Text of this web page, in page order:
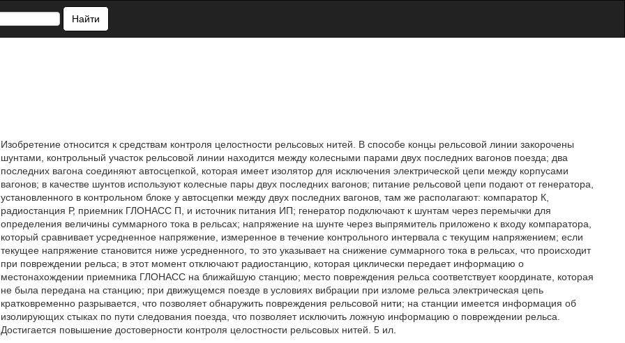
Найти
Изобретение относится к средствам контроля целостности рельсовых нитей. В способе концы рельсовой линии закорочены
шунтами, контрольный участок рельсовой линии находится между колесными парами двух последних вагонов поезда; два
последних вагона соединяют автосцепкой, которая имеет изолятор для исключения электрической цепи между корпусами
вагонов; в качестве шунтов используют колесные пары двух последних вагонов; питание рельсовой цепи подают от генератора,
установленного в контрольном блоке у автосцепки между двух последних вагонов, там же располагают: компаратор К,
радиостанция Р, приемник ГЛОНАСС П, и источник питания ИП; генератор подключают к шунтам через перемычки для
определения величины суммарного тока в рельсах; напряжение на шунте через выпрямитель приложено к входу компаратора,
который сравнивает усредненное напряжение, измеренное в течение контрольного интервала с текущим напряжением; если
текущее напряжение становится ниже усредненного, то это указывает на снижение суммарного тока в рельсах, что происходит
при повреждении рельса; в этот момент отключают радиостанцию, которая циклически передает информацию о
местонахождении приемника ГЛОНАСС на ближайшую станцию; место повреждения рельса соответствует координате, которая
не была передана на станцию; при движущемся поезде в условиях вибрации при изломе рельса электрическая цепь
кратковременно разрывается, что позволяет обнаружить повреждения рельсовой нити; на станции имеется информация об
изолирующих стыках по пути следования поезда, что позволяет исключить ложную информацию о повреждении рельса.
Достигается повышение достоверности контроля целостности рельсовых нитей. 5 ил.